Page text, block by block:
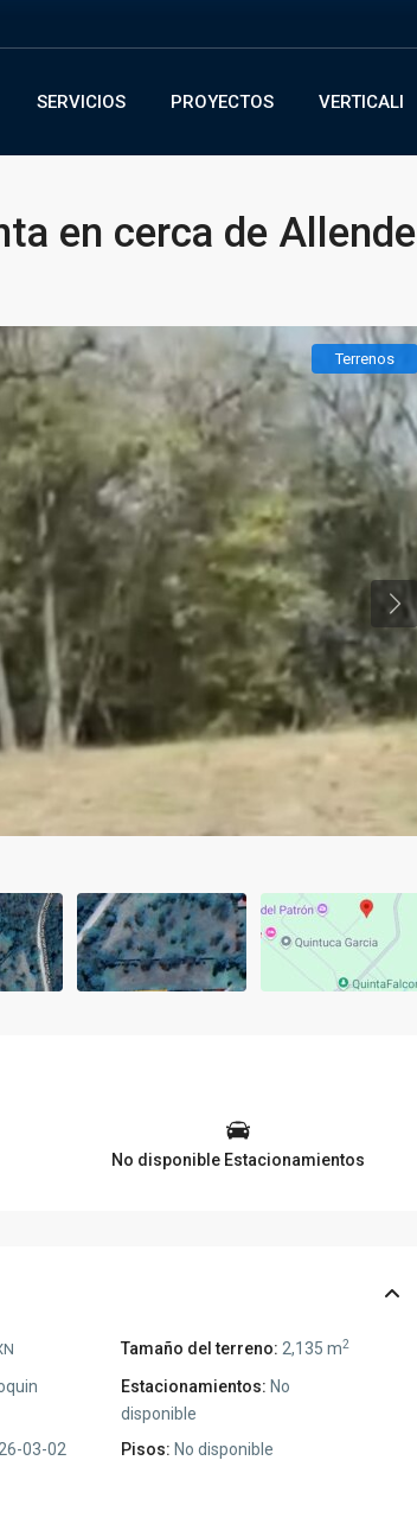
SERVICIOS PROYECTOS VERTICALI
en cerca de Allende
Terrenos
No disponible Estacionamientos
Tamaño del terreno: 2,135 m2
Estacionamientos: No
disponible
03-02 Pisos: No disponible